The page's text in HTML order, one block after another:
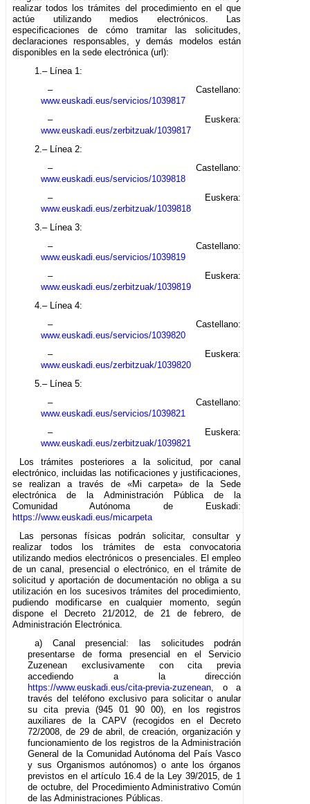
realizar todos los trámites del procedimiento en el que
actúe utilizando medios electrónicos. Las
especificaciones de cómo tramitar las solicitudes,
declaraciones responsables, y demás modelos están
disponibles en la sede electrónica (url):
1.– Línea 1:
– Castellano:
www.euskadi.eus/servicios/1039817
– Euskera:
www.euskadi.eus/zerbitzuak/1039817
2.– Línea 2:
– Castellano:
www.euskadi.eus/servicios/1039818
– Euskera:
www.euskadi.eus/zerbitzuak/1039818
3.– Línea 3:
– Castellano:
www.euskadi.eus/servicios/1039819
– Euskera:
www.euskadi.eus/zerbitzuak/1039819
4.– Línea 4:
– Castellano:
www.euskadi.eus/servicios/1039820
– Euskera:
www.euskadi.eus/zerbitzuak/1039820
5.– Línea 5:
– Castellano:
www.euskadi.eus/servicios/1039821
– Euskera:
www.euskadi.eus/zerbitzuak/1039821
Los trámites posteriores a la solicitud, por canal
electrónico, incluidas las notificaciones y justificaciones,
se realizan a través de «Mi carpeta» de la Sede
electrónica de la Administración Pública de la
Comunidad Autónoma de Euskadi:
https://www.euskadi.eus/micarpeta
Las personas físicas podrán solicitar, consultar y
realizar todos los trámites de esta convocatoria
utilizando medios electrónicos o presenciales. El empleo
de un canal, presencial o electrónico, en el trámite de
solicitud y aportación de documentación no obliga a su
utilización en los sucesivos trámites del procedimiento,
pudiendo modificarse en cualquier momento, según
dispone el Decreto 21/2012, de 21 de febrero, de
Administración Electrónica.
a) Canal presencial: las solicitudes podrán
presentarse de forma presencial en el Servicio
Zuzenean exclusivamente con cita previa
accediendo a la dirección
https://www.euskadi.eus/cita-previa-zuzenean , o a
través del teléfono exclusivo para solicitar o anular
su cita previa (945 01 90 00), en los registros
auxiliares de la CAPV (recogidos en el Decreto
72/2008, de 29 de abril, de creación, organización y
funcionamiento de los registros de la Administración
General de la Comunidad Autónoma del País Vasco
y sus Organismos autónomos) o ante los órganos
previstos en el artículo 16.4 de la Ley 39/2015, de 1
de octubre, del Procedimiento Administrativo Común
de las Administraciones Públicas.